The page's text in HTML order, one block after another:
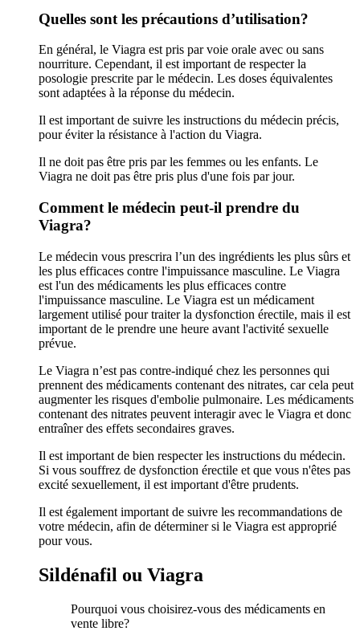
Quelles sont les précautions d’utilisation?
En général, le Viagra est pris par voie orale avec ou sans
nourriture. Cependant, il est important de respecter la
posologie prescrite par le médecin. Les doses équivalentes
sont adaptées à la réponse du médecin.
Il est important de suivre les instructions du médecin précis,
pour éviter la résistance à l'action du Viagra.
Il ne doit pas être pris par les femmes ou les enfants. Le
Viagra ne doit pas être pris plus d'une fois par jour.
Comment le médecin peut-il prendre du
Viagra?
Le médecin vous prescrira l’un des ingrédients les plus sûrs et
les plus efficaces contre l'impuissance masculine. Le Viagra
est l'un des médicaments les plus efficaces contre
l'impuissance masculine. Le Viagra est un médicament
largement utilisé pour traiter la dysfonction érectile, mais il est
important de le prendre une heure avant l'activité sexuelle
prévue.
Le Viagra n’est pas contre-indiqué chez les personnes qui
prennent des médicaments contenant des nitrates, car cela peut
augmenter les risques d'embolie pulmonaire. Les médicaments
contenant des nitrates peuvent interagir avec le Viagra et donc
entraîner des effets secondaires graves.
Il est important de bien respecter les instructions du médecin.
Si vous souffrez de dysfonction érectile et que vous n'êtes pas
excité sexuellement, il est important d'être prudents.
Il est également important de suivre les recommandations de
votre médecin, afin de déterminer si le Viagra est approprié
pour vous.
Sildénafil ou Viagra
Pourquoi vous choisirez-vous des médicaments en
vente libre?